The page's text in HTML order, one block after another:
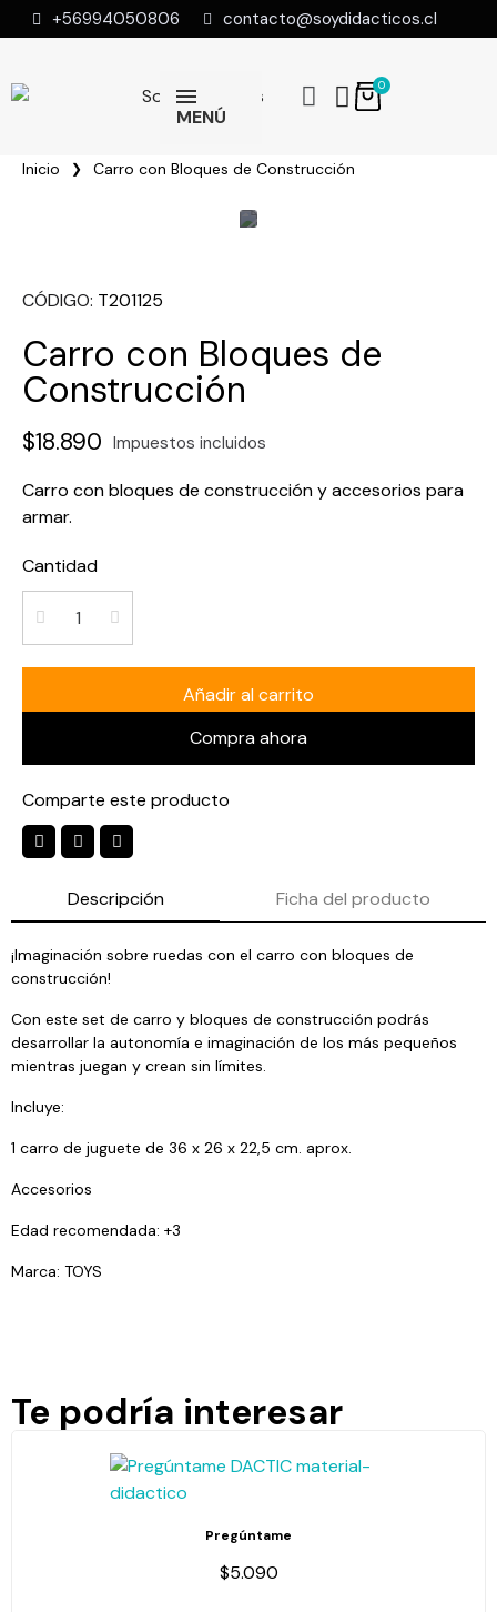
+56994050806 contacto@soydidacticos.cl
MENÚ
Inicio Carro con Bloques de Construcción
CÓDIGO T201125
Carro con Bloques de
Construcción
$18.890 Impuestos incluidos
Carro con bloques de construcción y accesorios para
armar.
Cantidad
Añadir al carrito
Compra ahora
Comparte este producto
Descripción Ficha del producto
¡Imaginación sobre ruedas con el carro con bloques de
construcción!
Con este set de carro y bloques de construcción podrás
desarrollar la autonomía e imaginación de los más pequeños
mientras juegan y crean sin límites.
Incluye:
1 carro de juguete de 36 x 26 x 22,5 cm. aprox.
Accesorios
Edad recomendada: +3
Marca: TOYS
Te podría interesar
Pregúntame
$5.090